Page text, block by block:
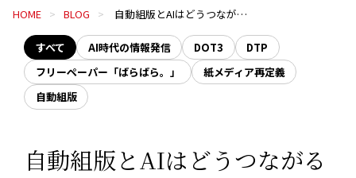
HOME BLOG 自動組版とAIはどうつながるのか
すべて AI時代の情報発信 DOT3
DTP
フリーペーパー「ばらばら。」
紙メディア再定義
自動組版
自動組版とAIはどうつながる